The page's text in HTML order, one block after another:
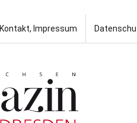
Kontakt, Impressum